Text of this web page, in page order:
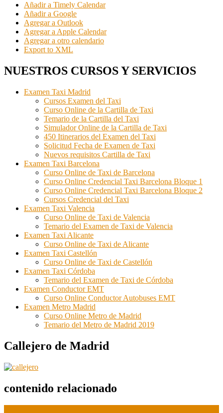
Añadir a Timely Calendar
Añadir a Google
Agregar a Outlook
Agregar a Apple Calendar
Agregar a otro calendario
Export to XML
NUESTROS CURSOS Y SERVICIOS
Examen Taxi Madrid
Cursos Examen del Taxi
Curso Online de la Cartilla de Taxi
Temario de la Cartilla del Taxi
Simulador Online de la Cartilla de Taxi
450 Itinerarios del Examen del Taxi
Solicitud Fecha de Examen de Taxi
Nuevos requisitos Cartilla de Taxi
Examen Taxi Barcelona
Curso Online de Taxi de Barcelona
Curso Online Credencial Taxi Barcelona Bloque 1
Curso Online Credencial Taxi Barcelona Bloque 2
Cursos Credencial del Taxi
Examen Taxi Valencia
Curso Online de Taxi de Valencia
Temario del Examen de Taxi de Valencia
Examen Taxi Alicante
Curso Online de Taxi de Alicante
Examen Taxi Castellón
Curso Online de Taxi de Castellón
Examen Taxi Córdoba
Temario del Examen de Taxi de Córdoba
Examen Conductor EMT
Curso Online Conductor Autobuses EMT
Examen Metro Madrid
Curso Online Metro de Madrid
Temario del Metro de Madrid 2019
Callejero de Madrid
contenido relacionado